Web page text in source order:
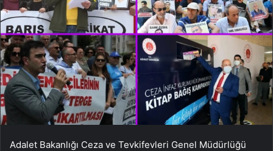
Adalet Bakanlığı Ceza ve Tevkifevleri Genel Müdürlüğü